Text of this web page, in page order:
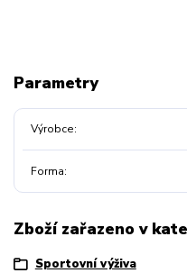
Parametry
Výrobce
Forma
Zboží zařazeno v
Sportovní výživa